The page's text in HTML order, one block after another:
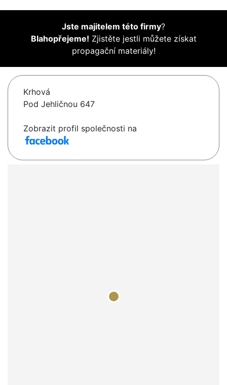
Jste majitelem této firmy?
Blahopřejeme! Zjistěte jestli můžete získat
propagační materiály!
Krhová
Pod Jehličnou 647
Zobrazit profil společnosti na